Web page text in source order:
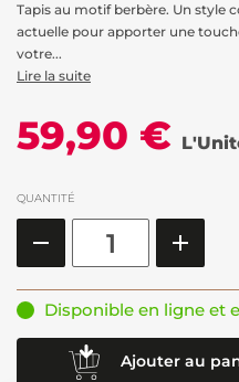
Tapis au motif berbère. Un style
actuelle pour apporter une
votre...
Lire la suite
59,90 €
QUANTITÉ
Disponible en ligne et
Ajouter au